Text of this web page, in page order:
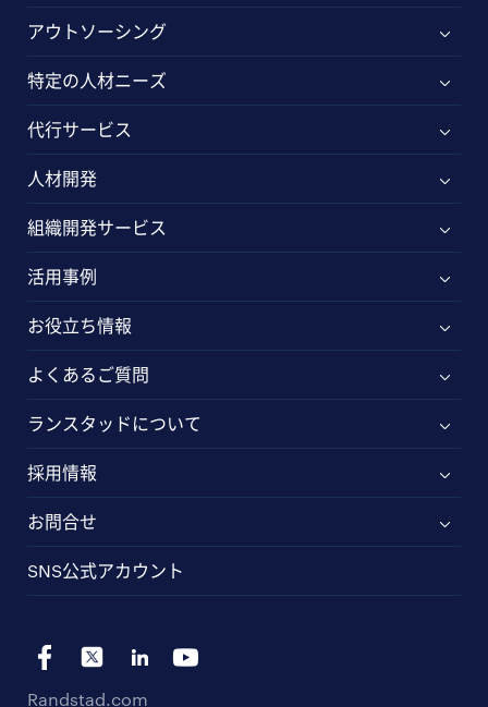
アウトソーシング
特定の人材ニーズ
代行サービス
人材開発
組織開発サービス
活用事例
お役立ち情報
よくあるご質問
ランスタッドについて
採用情報
お問合せ
SNS公式アカウント
Randstad.com